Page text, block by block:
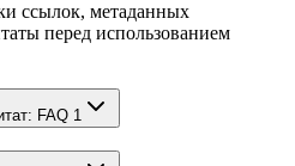
ссылок, метаданных
перед использованием
FAQ 1